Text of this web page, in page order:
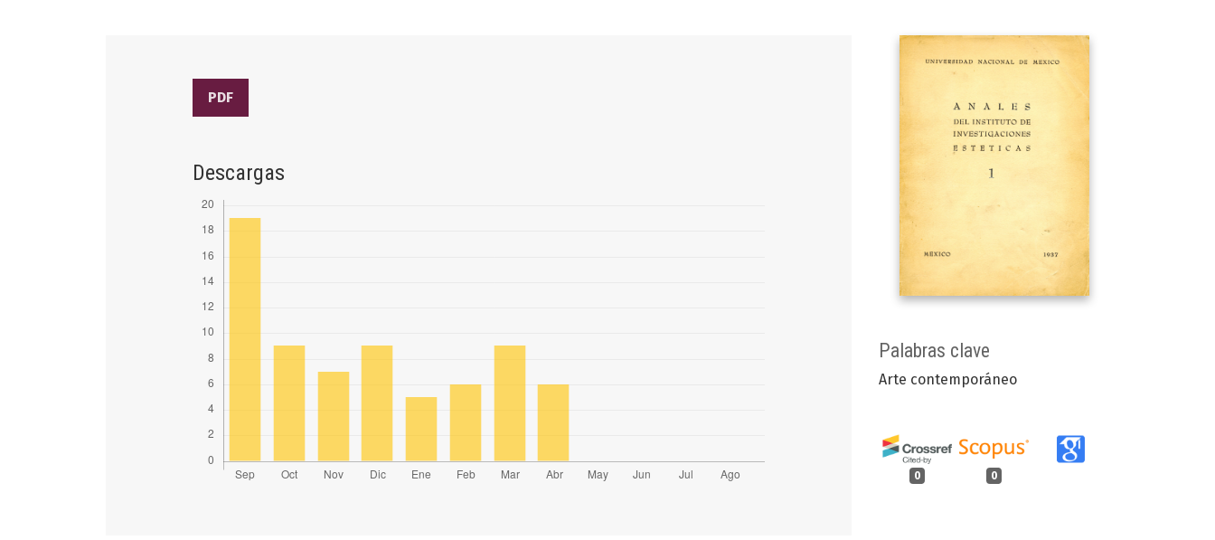
Palabras clave
Arte contemporáneo
0 0
PDF
Descargas